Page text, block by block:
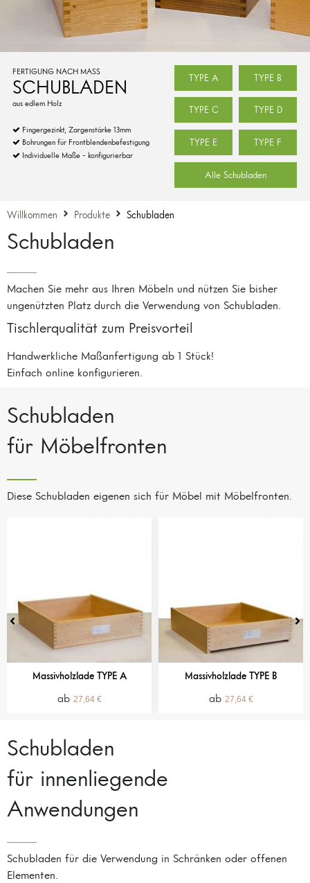
SCHUBLADEN
FERTIGUNG NACH MASS
Individuelle Maße - konfigurierbar
aus edlem Holz
Bohrungen für Frontblendenbefestigung TYPE F
Alle Schubladen
TYPE A TYPE B
TYPE C TYPE D
TYPE E
Fingergezinkt, Zargenstärke 13mm
Willkommen Produkte Schubladen
Schubladen
Machen Sie mehr aus Ihren Möbeln und nützen Sie bisher
ungenützten Platz durch die Verwendung von Schubladen.
Tischlerqualität zum Preisvorteil
Handwerkliche Maßanfertigung ab 1 Stück!
Einfach online konfigurieren.
Schubladen
für Möbelfronten
Diese Schubladen eigenen sich für Möbel mit Möbelfronten.
Massivholzlade TYPE A
27,64 €
Massivholzlade TYPE B
27,64 €
Schubladen
für innenliegende
Anwendungen
Schubladen für die Verwendung in Schränken oder offenen
Elementen.